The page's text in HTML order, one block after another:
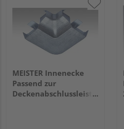
MEISTER Innenecke
Passend zur
Deckenabschlussleiste